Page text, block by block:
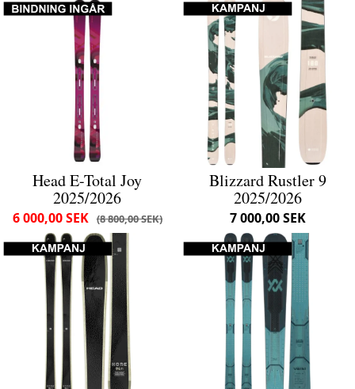
Head E-Total Joy
2025/2026
8 800,00 SEK
6 000,00 SEK
Blizzard Rustler 9
2025/2026
7 000,00 SEK